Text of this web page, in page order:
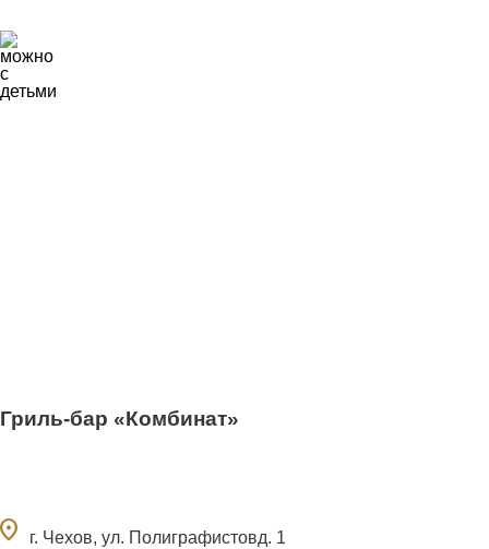
Гриль-бар «Комбинат»
г. Чехов, ул. Полиграфистовд. 1